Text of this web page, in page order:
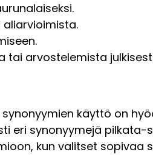
tai arvostelemista
käyttö on
synonyymejä pilkata-
kun valitset sopivaa